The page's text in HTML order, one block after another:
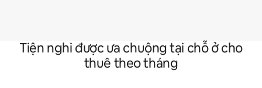
Tiện nghi được ưa chuộng tại chỗ ở cho
thuê theo tháng